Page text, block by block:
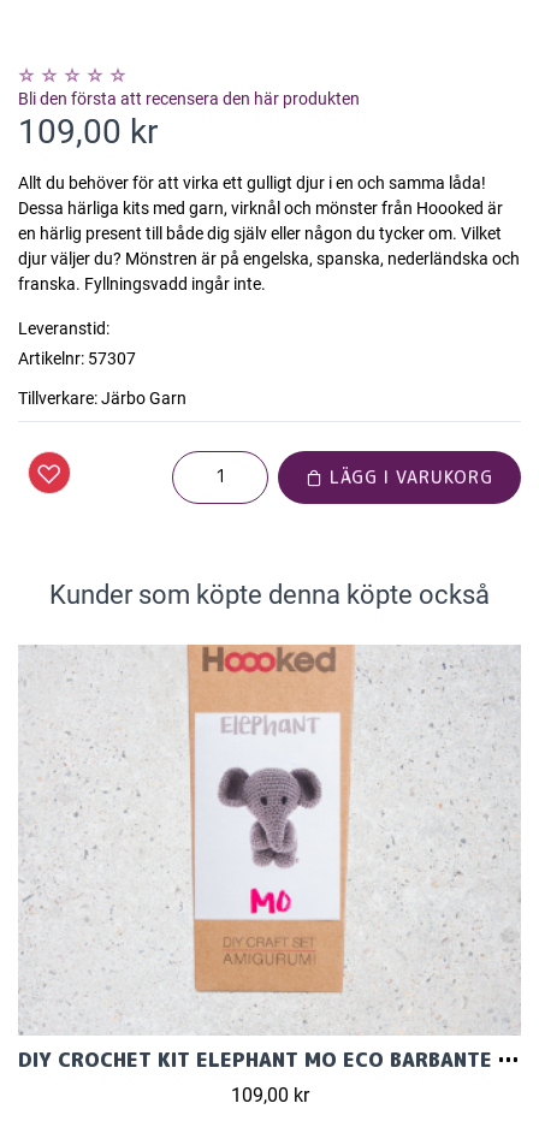
Bli den första att recensera den här produkten
109,00 kr
Allt du behöver för att virka ett gulligt djur i en och samma låda!
Dessa härliga kits med garn, virknål och mönster från Hoooked är
en härlig present till både dig själv eller någon du tycker om. Vilket
djur väljer du? Mönstren är på engelska, spanska, nederländska och
franska. Fyllningsvadd ingår inte.
Leveranstid:
Artikelnr: 57307
Tillverkare:Järbo Garn
LÄGG I VARUKORG
Kunder som köpte denna köpte också
DIY CROCHET KIT ELEPHANT MO ECO BARBANTE TAUPE
109,00 kr